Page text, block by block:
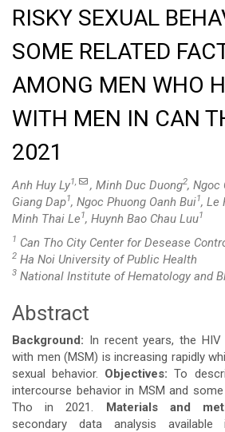
RISKY SEXUAL
SOME RELATED
AMONG MEN WHO
WITH MEN IN CAN
2021
Anh Huy Ly1, , Minh Duc Duong2, Ngoc
Giang Dap1, Ngoc Phuong Oanh Bui1, Le
Minh Thai Le1, Huynh Bao Chau Luu1
1 Can Tho City Center for Desease
2 Ha Noi University of Public Health
3 National Institute of Hematology and
Main
Article
Content
Abstract
Background:
In recent years, the
with men (MSM) is increasing rapidly
sexual behavior. Objectives:To
intercourse behavior in MSM and
Tho in 2021.
Materials and
secondary data analysis